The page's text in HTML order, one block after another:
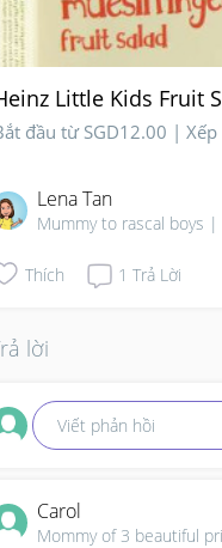
Little Kids Fruit
đầu từ SGD12.00 | Xếp
Lena Tan
Mummy to rascal boys |
Thích 1 Trả Lời
lời
Viết phản hồi
Carol
Mommy of 3 beautiful